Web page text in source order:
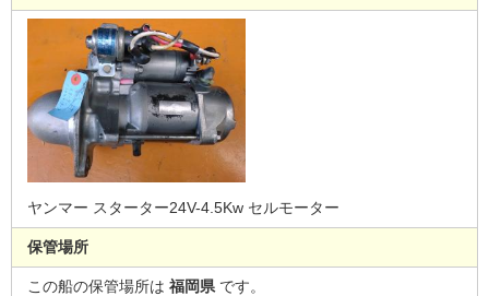
ヤンマー スターター24V-4.5Kw セルモーター
保管場所
この船の保管場所は 福岡県 です。